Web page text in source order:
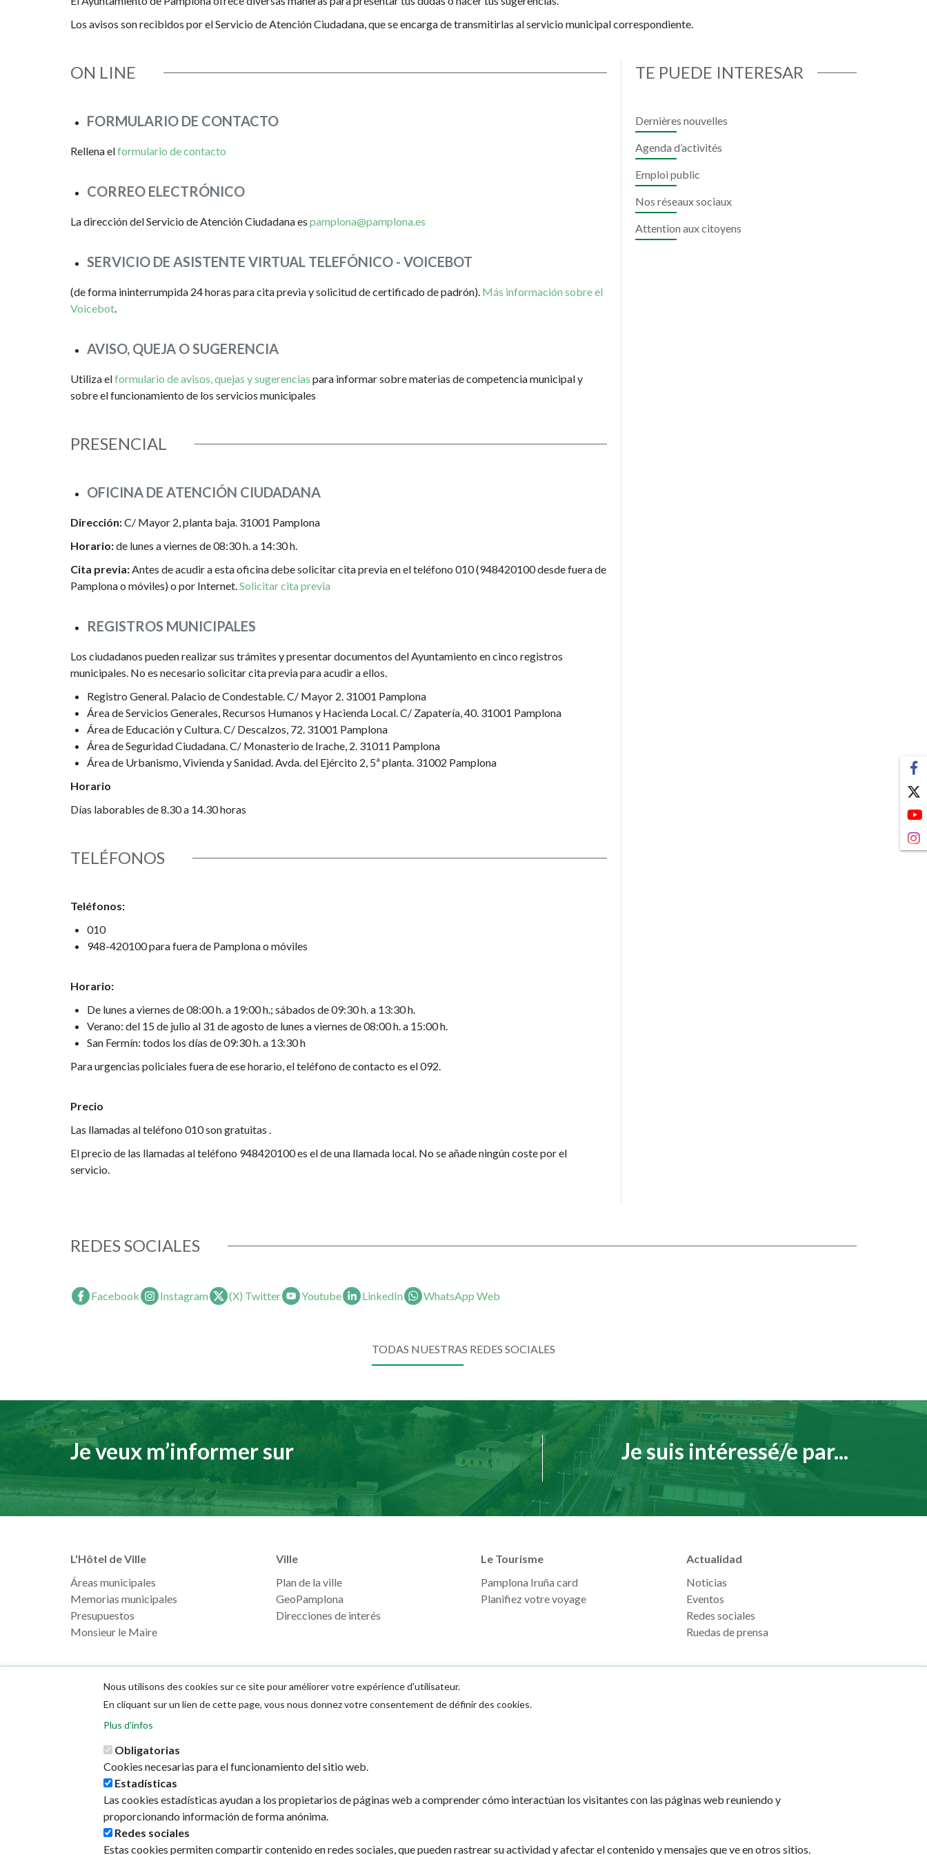
Los avisos son recibidos por el Servicio de Atención Ciudadana, que se encarga de transmitirlas al servicio municipal correspondiente.
ON LINE
FORMULARIO DE CONTACTO
Rellena elformulario de contacto
CORREO ELECTRÓNICO
La dirección del Servicio de Atención Ciudadana es pamplona@pamplona.es
SERVICIO DE ASISTENTE VIRTUAL TELEFÓNICO - VOICEBOT
(de forma ininterrumpida 24 horas para cita previa y solicitud de certificado de padrón). Más información sobre el
Voicebot.
AVISO, QUEJA O SUGERENCIA
Utiliza elformulario de avisos, quejas y sugerencias para informar sobre materias de competencia municipal y
sobre el funcionamiento de los servicios municipales
PRESENCIAL
OFICINA DE ATENCIÓN CIUDADANA
Dirección:C/ Mayor 2, planta baja. 31001 Pamplona
Horario:de lunes a viernes de 08:30 h. a 14:30 h.
Cita previa:Antes de acudir a esta oficina debe solicitar cita previa en el teléfono 010 (948420100 desde fuera de
Pamplona o móviles) o por Internet.Solicitar cita previa
REGISTROS MUNICIPALES
Los ciudadanos pueden realizar sus trámites y presentar documentos del Ayuntamiento en cinco registros
municipales. No es necesario solicitar cita previa para acudir a ellos.
Registro General. Palacio de Condestable. C/ Mayor 2. 31001 Pamplona
Área de Servicios Generales, Recursos Humanos y Hacienda Local. C/ Zapatería, 40. 31001 Pamplona
Área de Educación y Cultura. C/ Descalzos, 72. 31001 Pamplona
Área de Seguridad Ciudadana. C/ Monasterio de Irache, 2. 31011 Pamplona
Área de Urbanismo, Vivienda y Sanidad. Avda. del Ejército 2, 5ª planta. 31002 Pamplona
Horario
Días laborables de 8.30 a 14.30 horas
TELÉFONOS
Teléfonos:
010
948-420100 para fuera de Pamplona o móviles
Horario:
De lunes a viernes de 08:00 h. a 19:00 h.; sábados de 09:30 h. a 13:30 h.
Verano: del 15 de julio al 31 de agosto de lunes a viernes de 08:00 h. a 15:00 h.
San Fermín: todos los días de 09:30 h. a 13:30 h
Para urgencias policiales fuera de ese horario, el teléfono de contacto es el 092.
Precio
Las llamadas al teléfono 010 son gratuitas .
El precio de las llamadas al teléfono 948420100 es el de una llamada local. No se añade ningún coste por el
servicio.
TE PUEDE INTERESAR
Dernières nouvelles
Agenda d’activités
Emploi public
Nos réseaux sociaux
Attention aux citoyens
REDES SOCIALES
Facebook Instagram (X) Twitter Youtube LinkedIn WhatsApp Web
TODAS NUESTRAS REDES SOCIALES
Je veux m’informer sur Je suis intéressé/e par...
L'Hôtel de Ville
Áreas municipales
Memorias municipales
Presupuestos
Monsieur le Maire
Ville
Plan de la ville
GeoPamplona
Direcciones de interés
Le Tourisme
Pamplona Iruña card
Planifiez votre voyage
Actualidad
Noticias
Eventos
Redes sociales
Ruedas de prensa
31001 - Pamplona
Política de privacidad
Nous utilisons des cookies sur ce site pour améliorer votre expérience d'utilisateur.
En cliquant sur un lien de cette page, vous nous donnez votre consentement de définir des cookies.
Plus d'infos
Obligatorias
Cookies necesarias para el funcionamiento del sitio web.
Estadísticas
Las cookies estadísticas ayudan a los propietarios de páginas web a comprender cómo interactúan los visitantes con las páginas web reuniendo y
proporcionando información de forma anónima.
Redes sociales
Estas cookies permiten compartir contenido en redes sociales, que pueden rastrear su actividad y afectar el contenido y mensajes que ve en otros sitios.